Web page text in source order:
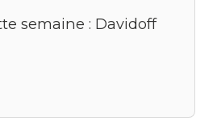
semaine : Davidoff